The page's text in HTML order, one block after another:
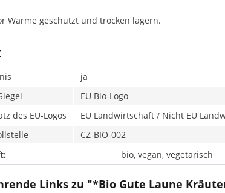
Wärme geschützt und trocken lagern.
ja
EU Bio-Logo
des EU-Logos
EU Landwirtschaft / Nicht EU
CZ-BIO-002
bio, vegan, vegetarisch
Links zu "*Bio Gute Laune